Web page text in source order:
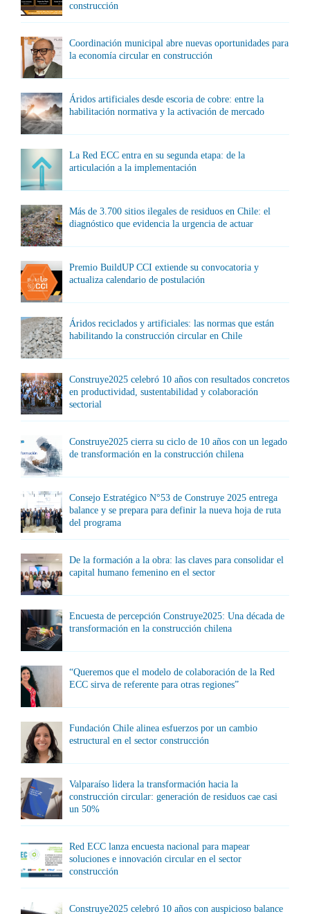
construcción
Coordinación municipal abre nuevas oportunidades para
la economía circular en construcción
Áridos artificiales desde escoria de cobre: entre la
habilitación normativa y la activación de mercado
La Red ECC entra en su segunda etapa: de la
articulación a la implementación
Más de 3.700 sitios ilegales de residuos en Chile: el
diagnóstico que evidencia la urgencia de actuar
Premio BuildUP CCI extiende su convocatoria y
actualiza calendario de postulación
Áridos reciclados y artificiales: las normas que están
habilitando la construcción circular en Chile
Construye2025 celebró 10 años con resultados concretos
en productividad, sustentabilidad y colaboración
sectorial
Construye2025 cierra su ciclo de 10 años con un legado
de transformación en la construcción chilena
Consejo Estratégico N°53 de Construye 2025 entrega
balance y se prepara para definir la nueva hoja de ruta
del programa
De la formación a la obra: las claves para consolidar el
capital humano femenino en el sector
Encuesta de percepción Construye2025: Una década de
transformación en la construcción chilena
“Queremos que el modelo de colaboración de la Red
ECC sirva de referente para otras regiones”
Fundación Chile alinea esfuerzos por un cambio
estructural en el sector construcción
Valparaíso lidera la transformación hacia la
construcción circular: generación de residuos cae casi
un 50%
Red ECC lanza encuesta nacional para mapear
soluciones e innovación circular en el sector
construcción
Construye2025 celebró 10 años con auspicioso balance